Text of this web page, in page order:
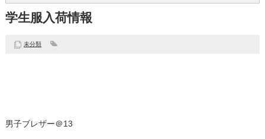
学生服入荷情報
未分類
男子ブレザー＠13